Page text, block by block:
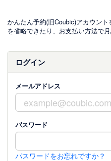
かんたん予約(旧Coubic)アカウン
を省略できたり、お支払い方法で
ログイン
メールアドレス
パスワード
パスワードをお忘れですか？